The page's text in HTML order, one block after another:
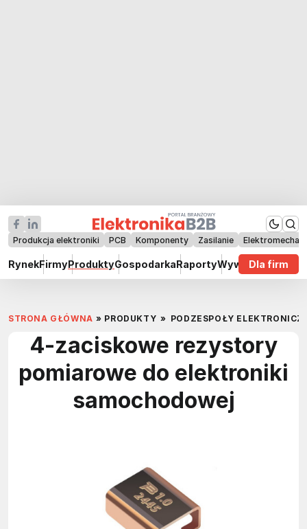
Produkcja elektroniki PCB Komponenty Zasilanie
RynekFirmyProduktyGospodarkaRaportyWywiadyDla firm
STRONA GŁÓWNA » PRODUKTY » PODZESPOŁY
4-zaciskowe rezystory
pomiarowe do elektroniki
samochodowej